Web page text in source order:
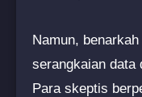
Namun,
serangkaian data
Para skeptis